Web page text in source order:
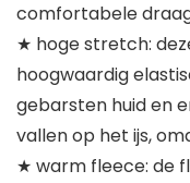
comfortabele
★ hoge stretch:
hoogwaardig
gebarsten huid en
vallen op het ijs,
★ warm fleece: de